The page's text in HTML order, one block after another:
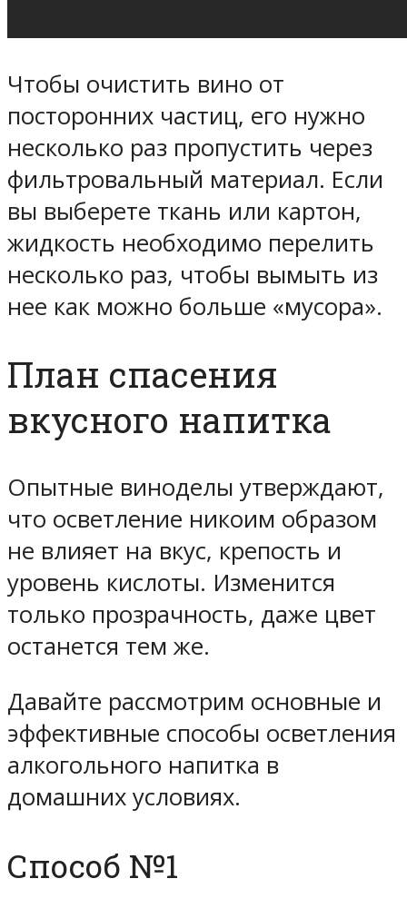
Чтобы очистить вино от
посторонних частиц, его нужно
несколько раз пропустить через
фильтровальный материал. Если
вы выберете ткань или картон,
жидкость необходимо перелить
несколько раз, чтобы вымыть из
нее как можно больше «мусора».
План спасения
вкусного напитка
Опытные виноделы утверждают,
что осветление никоим образом
не влияет на вкус, крепость и
уровень кислоты. Изменится
только прозрачность, даже цвет
останется тем же.
Давайте рассмотрим основные и
эффективные способы осветления
алкогольного напитка в
домашних условиях.
Способ №1